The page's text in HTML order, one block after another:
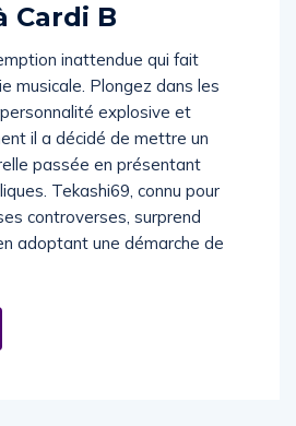
Cardi B
inattendue qui fait
musicale. Plongez dans les
explosive et
il a décidé de mettre un
passée en présentant
Tekashi69, connu pour
controverses, surprend
adoptant une démarche de